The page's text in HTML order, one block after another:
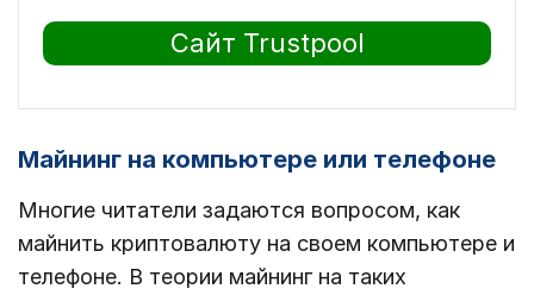
Сайт Trustpool
Майнинг на компьютере или телефоне
Многие читатели задаются вопросом, как
майнить криптовалюту на своем компьютере и
телефоне. В теории майнинг на таких